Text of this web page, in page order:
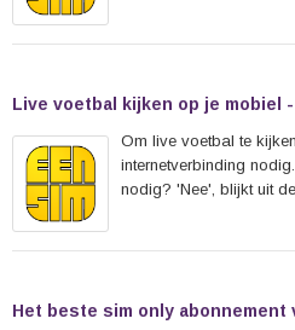
Live voetbal kijken op je mobiel
Om live voetbal te
internetverbinding
nodig? 'Nee', blijkt uit
Het beste sim only abonnement